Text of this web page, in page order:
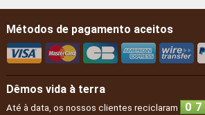
Métodos de pagamento aceitos
Dêmos vida à terra
Até à data, os nossos clientes reciclaram 0 7